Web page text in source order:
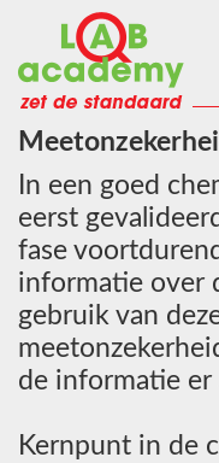
In een goed
eerst
fase
informatie over
gebruik van
de informatie er
Kernpunt in de